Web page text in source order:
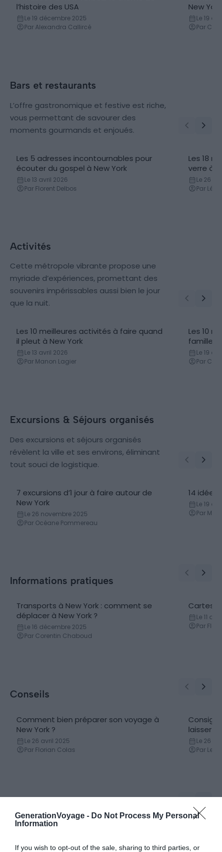
GenerationVoyage - Do Not Process My Personal
Information
If you wish to opt-out of the sale, sharing to third parties, or
l’histoire des USA
Le 19 décembre 2025
Par Alexandra Callircé
New York
Le 19
Par
Bars et restaurants
L’offre gastronomique et festive est riche,
vous permettant de savourer des
moments gourmands et enjoués.
Les 5 adresses incontournables pour
écouter du gospel à New York
Le 13 avril 2026
Par Florent Delbos
Les 18
verre à
Le 26
Par Léa
Activités
Cette métropole vibrante propose une
myriade d’expériences, promettant des
souvenirs impérissables aussi bien le jour
que la nuit.
Les 10 meilleures activités à faire quand
il pleut à New York
Le 13 avril 2026
Par Manon Lagier
Les 10
famille à
Le 19
Par
Excursions & Séjours organisés
Des excursions et séjours organisés
révèlent la ville et ses environs, éliminant
tout souci de logistique.
7 excursions d’1 jour à faire autour de
New York
Le 26 novembre 2025
Par Océane Pommereau
14 idées
Le 19
Par
Informations pratiques
Transports en communs
Transports à New York : comment se
déplacer à New York ?
Le 16 décembre 2025
Par Corentin Chaboud
Cartes
Cartes
Le 11
Par
Conseils
Comment bien préparer son voyage à
New York ?
Le 26 avril 2025
Par Florian Colas
laisser
Le 26
Par
pass choisir pour visiter NYC ?